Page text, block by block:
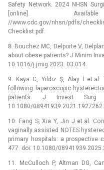
Safety Network. 2024 NHSN
[online].
//www.cdc.gov/nhsn/pdfs/
Checklist.pdf.
8. Bouchez MC, Delporte V,
about obese patients? J Minim
10.1016/j.jmig.2023. 03.014.
9. Kaya C, Yıldız Ş, Alay İ et
following laparoscopic
patients. J Invest
10.1080/08941939.2021.1927262.
10. Fang S, Xia Y, Jin J et al.
vaginally assisted NOTES
primary hospitals: a prospective
477. doi: 10.1080/
11. McCulloch P, Altman DG,